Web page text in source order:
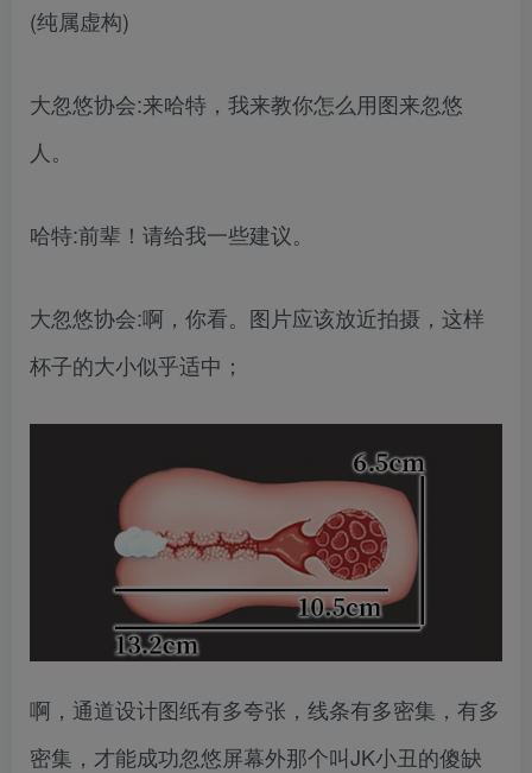
(纯属虚构)
大忽悠协会:来哈特，我来教你怎么用图来忽悠
人。
哈特:前辈！请给我一些建议。
大忽悠协会:啊，你看。图片应该放近拍摄，这样
杯子的大小似乎适中；
啊，通道设计图纸有多夸张，线条有多密集，有多
密集，才能成功忽悠屏幕外那个叫JK小丑的傻缺